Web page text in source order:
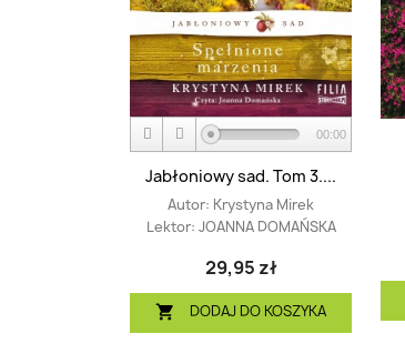
00:00
Jabłoniowy sad. Tom 3....
Autor: Krystyna Mirek
Lektor: JOANNA DOMAŃSKA
29,95 zł
 DODAJ DO KOSZYKA